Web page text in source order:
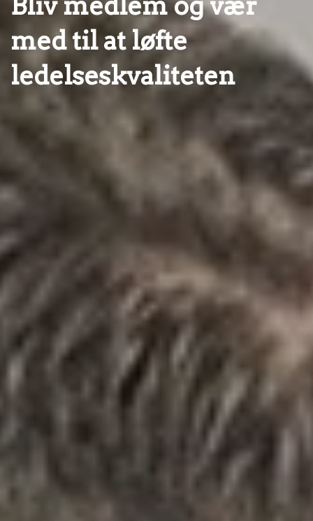
med til at løfte
ledelseskvaliteten